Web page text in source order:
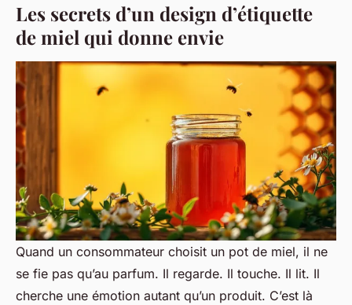
Les secrets d’un design d’étiquette
de miel qui donne envie
Quand un consommateur choisit un pot de miel, il ne
se fie pas qu’au parfum. Il regarde. Il touche. Il lit. Il
cherche une émotion autant qu’un produit. C’est là